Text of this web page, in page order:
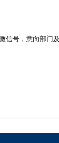
信号，意向部门